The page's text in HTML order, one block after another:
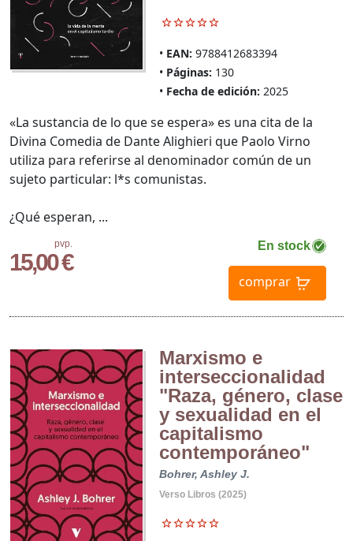
EAN: 9788412683394
Páginas: 130
Fecha de edición: 2025
pvp.
15,00 €
En stock
comprar
«La sustancia de lo que se espera» es una cita de la
Divina Comedia de Dante Alighieri que Paolo Virno
utiliza para referirse al denominador común de un
sujeto particular: l*s comunistas.
¿Qué esperan, ...
Marxismo e
interseccionalidad
"Raza, género, clase
y sexualidad en el
capitalismo
contemporáneo"
Bohrer, Ashley J.
Verso Libros (2025)